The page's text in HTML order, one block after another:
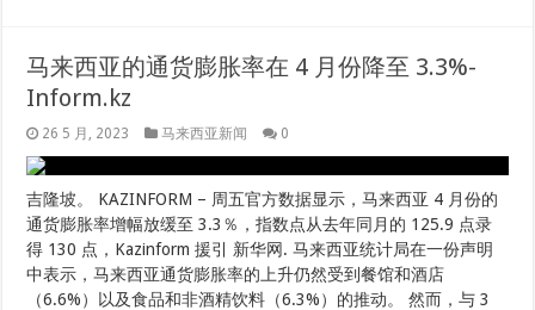
马来西亚的通货膨胀率在 4 月份降至 3.3%-
Inform.kz
26 5 月, 2023 马来西亚新闻 0
吉隆坡。 KAZINFORM – 周五官方数据显示，马来西亚 4 月份的
通货膨胀率增幅放缓至 3.3％，指数点从去年同月的 125.9 点录
得 130 点，Kazinform 援引 新华网. 马来西亚统计局在一份声明
中表示，马来西亚通货膨胀率的上升仍然受到餐馆和酒店
（6.6%）以及食品和非酒精饮料（6.3%）的推动。 然而，与 3